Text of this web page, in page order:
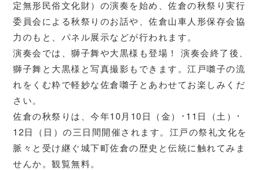
定無形民俗文化財）の演奏を始め、佐倉の秋祭り実行
委員会による秋祭りのお話や、佐倉山車人形保存会協
力のもと、パネル展示などが行われます。
演奏会では、獅子舞や大黒様も登場！ 演奏会終了後、
獅子舞と大黒様と写真撮影もできます。江戸囃子の流
れをくむ粋で軽妙な佐倉囃子とあわせてお楽しみくだ
さい。
佐倉の秋祭りは、今年10月10日（金）･11日（土）･
12日（日）の三日間開催されます。江戸の祭礼文化を
脈々と受け継ぐ城下町佐倉の歴史と伝統に触れてみま
せんか。観覧無料。